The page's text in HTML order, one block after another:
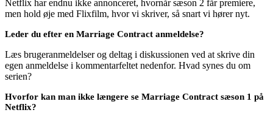
Netflix har endnu ikke annonceret, hvornår sæson 2 får premiere,
men hold øje med Flixfilm, hvor vi skriver, så snart vi hører nyt.
Leder du efter en Marriage Contract anmeldelse?
Læs brugeranmeldelser og deltag i diskussionen ved at skrive din
egen anmeldelse i kommentarfeltet nedenfor. Hvad synes du om
serien?
Hvorfor kan man ikke længere se Marriage Contract sæson 1 på
Netflix?